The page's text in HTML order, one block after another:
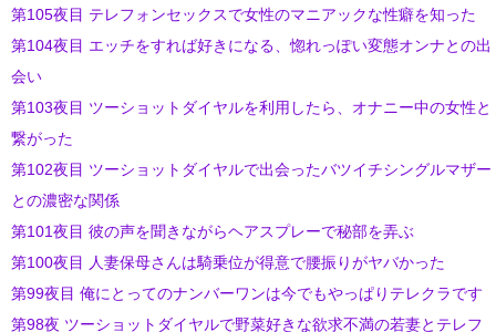
第105夜目 テレフォンセックスで女性のマニアックな性癖を知った
第104夜目 エッチをすれば好きになる、惚れっぽい変態オンナとの出
会い
第103夜目 ツーショットダイヤルを利用したら、オナニー中の女性と
繋がった
第102夜目 ツーショットダイヤルで出会ったバツイチシングルマザー
との濃密な関係
第101夜目 彼の声を聞きながらヘアスプレーで秘部を弄ぶ
第100夜目 人妻保母さんは騎乗位が得意で腰振りがヤバかった
第99夜目 俺にとってのナンバーワンは今でもやっぱりテレクラです
第98夜 ツーショットダイヤルで野菜好きな欲求不満の若妻とテレフ